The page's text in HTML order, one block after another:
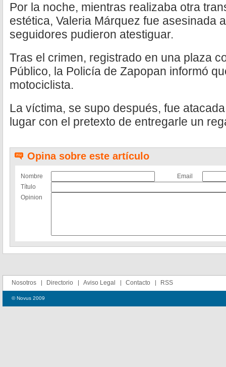
Por la noche, mientras realizaba otra
estética, Valeria Márquez fue asesinada
seguidores pudieron atestiguar.
Tras el crimen, registrado en una plaza
Público, la Policía de Zapopan informó
motociclista.
La víctima, se supo después, fue
lugar con el pretexto de entregarle un
Opina sobre este artículo
Nombre
Email
Título
Opinion
Nosotros Directorio Aviso Legal Contacto RSS
© Novus 2009